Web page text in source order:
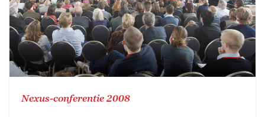
Nexus-conferentie 2008